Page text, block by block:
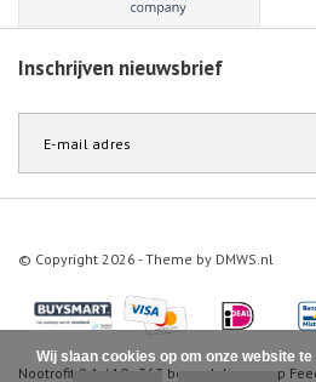
Inschrijven nieuwsbrief
© Copyright 2026 - Theme by DMWS.nl
Nootrofit 9.1 / 10 363 beoordelingen op
Wij slaan cookies op om onze website te